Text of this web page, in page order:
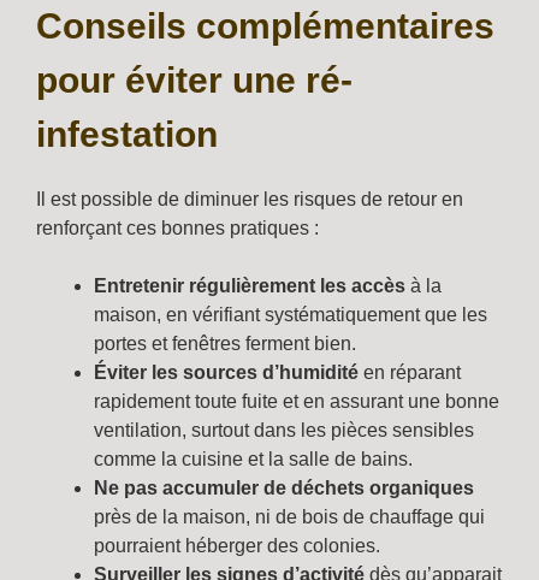
Conseils complémentaires
pour éviter une ré-
infestation
Il est possible de diminuer les risques de retour en
renforçant ces bonnes pratiques :
Entretenir régulièrement les accès à la
maison, en vérifiant systématiquement que les
portes et fenêtres ferment bien.
Éviter les sources d’humidité en réparant
rapidement toute fuite et en assurant une bonne
ventilation, surtout dans les pièces sensibles
comme la cuisine et la salle de bains.
Ne pas accumuler de déchets organiques
près de la maison, ni de bois de chauffage qui
pourraient héberger des colonies.
Surveiller les signes d’activité dès qu’apparait